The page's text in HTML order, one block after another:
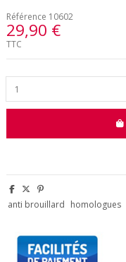
Référence 10602
29,90 €
TTC
anti brouillard homologues